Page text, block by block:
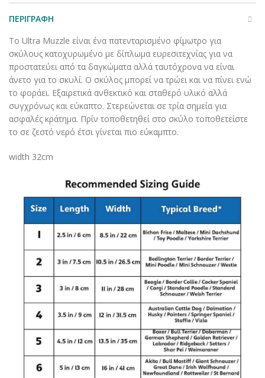
ΠΕΡΙΓΡΑΦΉ
To Ultra Muzzle είναι ένα πατενταρισμένο φίμωτρο για
σκύλους κατοχυρωμένο με δίπλωμα ευρεσιτεχνίας για να
προστατεύει από τα δαγκώματα αλλά ταυτόχρονα να είναι
άνετο για το σκυλί. Ο σκύλος μπορεί να τρώει και να πίνει ενώ
το φοράει. Εξαιρετικά ανθεκτικό και σταθερό υλικό αλλά
συγχρόνως και εύκαπτο. Στερεώνεται σε τρία σημεία για
ασφαλές κράτημα. Πρίν τοποθετηθεί στο σκύλο τοποθετείστε
το σε ζεστό νερό έτσι γίνεται πιο εύκαμπτο.
width 32cm